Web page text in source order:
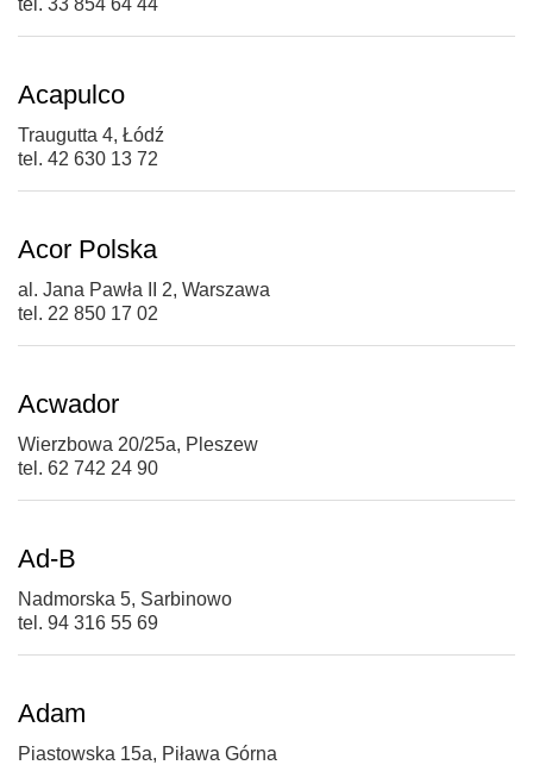
Acapulco
Traugutta 4, Łódź
tel. 42 630 13 72
Acor Polska
al. Jana Pawła II 2, Warszawa
tel. 22 850 17 02
Acwador
Wierzbowa 20/25a, Pleszew
tel. 62 742 24 90
Ad-B
Nadmorska 5, Sarbinowo
tel. 94 316 55 69
Adam
Piastowska 15a, Piława Górna